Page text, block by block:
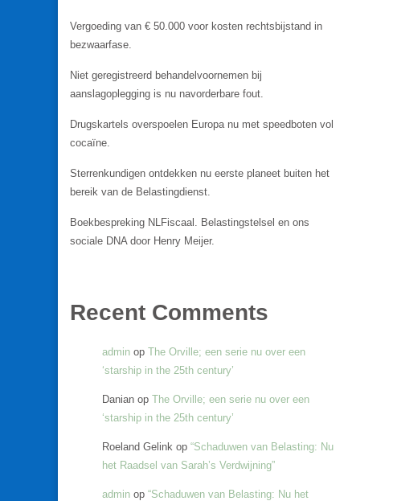
Vergoeding van € 50.000 voor kosten rechtsbijstand in
bezwaarfase.
Niet geregistreerd behandelvoornemen bij
aanslagoplegging is nu navorderbare fout.
Drugskartels overspoelen Europa nu met speedboten vol
cocaïne.
Sterrenkundigen ontdekken nu eerste planeet buiten het
bereik van de Belastingdienst.
Boekbespreking NLFiscaal. Belastingstelsel en ons
sociale DNA door Henry Meijer.
Recent Comments
admin op The Orville; een serie nu over een
‘starship in the 25th century’
Danian op The Orville; een serie nu over een
‘starship in the 25th century’
Roeland Gelink op “Schaduwen van Belasting: Nu
het Raadsel van Sarah’s Verdwijning”
admin op “Schaduwen van Belasting: Nu het